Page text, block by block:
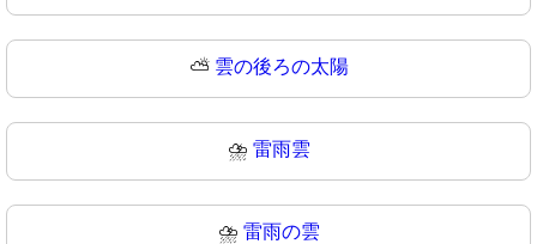
⛅ 雲の後ろの太陽
⛈️ 雷雨雲
⛈ 雷雨の雲